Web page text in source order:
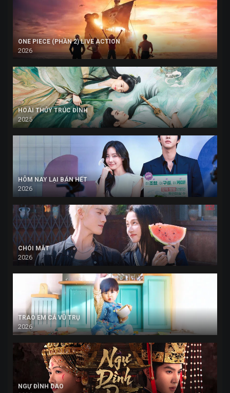
ONE PIECE (PHẦN 2) LIVE ACTION
2026
HOÀI THỦY TRÚC ĐÌNH
2025
HÔM NAY LẠI BÁN HẾT
2026
CHÓI MẮT
2026
TRAO EM CẢ VŨ TRỤ
2026
NGỰ ĐÌNH DAO